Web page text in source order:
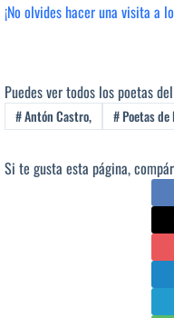
¡No olvides hacer una visita a
Puedes ver todos los poetas
#Antón Castro, #Poetas de
Si te gusta esta página,